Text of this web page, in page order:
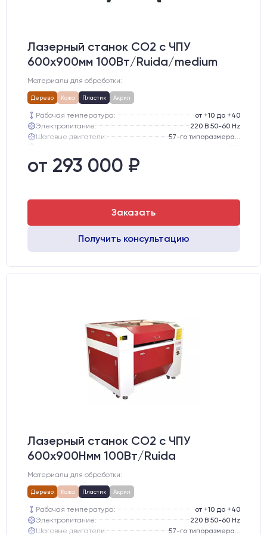
Лазерный станок CO2 c ЧПУ
600х900мм 100Вт/Ruida/medium
Материалы для обработки:
Дерево Кожа Пластик Акрил
Рабочая температура:
от +10 до +40
Электропитание:
220 В 50-60 Hz
Шаговые двигатели:
Направляющие оси Y:
Направляющие оси Х:
от 293 000 ₽
Заказать
Получить консультацию
Лазерный станок CO2 c ЧПУ
600х900Hмм 100Вт/Ruida
Материалы для обработки:
Дерево Кожа Пластик Акрил
Рабочая температура:
от +10 до +40
Электропитание:
220 В 50-60 Hz
Шаговые двигатели: